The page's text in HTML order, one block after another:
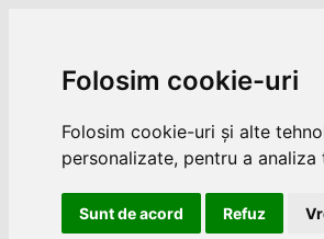
Folosim cookie-uri
Folosim cookie-uri și alte
personalizate, pentru a
Sunt de acord Refuz